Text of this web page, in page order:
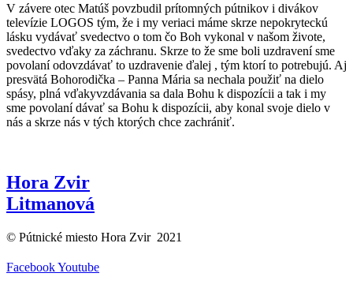
V závere otec Matúš povzbudil prítomných pútnikov i divákov
televízie LOGOS tým, že i my veriaci máme skrze nepokryteckú
lásku vydávať svedectvo o tom čo Boh vykonal v našom živote,
svedectvo vďaky za záchranu. Skrze to že sme boli uzdravení sme
povolaní odovzdávať to uzdravenie ďalej , tým ktorí to potrebujú. Aj
presvätá Bohorodička – Panna Mária sa nechala použiť na dielo
spásy, plná vďakyvzdávania sa dala Bohu k dispozícii a tak i my
sme povolaní dávať sa Bohu k dispozícii, aby konal svoje dielo v
nás a skrze nás v tých ktorých chce zachrániť.
Hora Zvir
Litmanová
© Pútnické miesto Hora Zvir 2021
FacebookYoutube